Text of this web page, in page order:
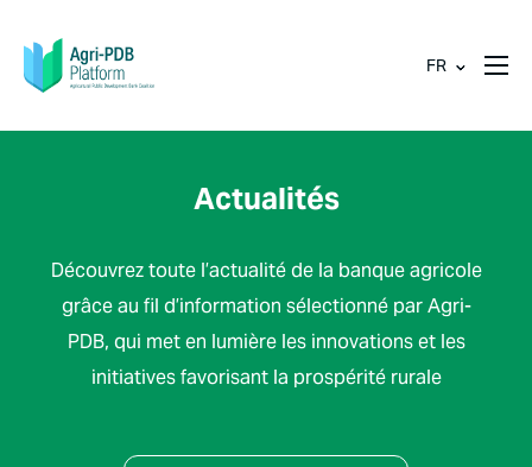
FR
Actualités
Découvrez toute l’actualité de la banque agricole
grâce au fil d’information sélectionné par Agri-
PDB, qui met en lumière les innovations et les
initiatives favorisant la prospérité rurale